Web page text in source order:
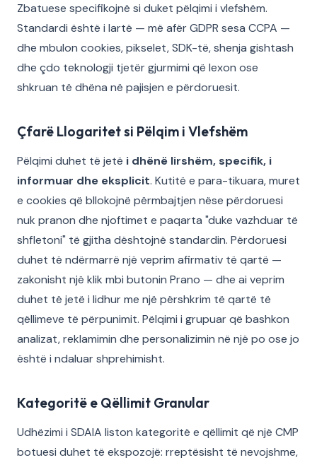
Zbatuese specifikojnë si duket pëlqimi i vlefshëm.
Standardi është i lartë — më afër GDPR sesa CCPA —
dhe mbulon cookies, pikselet, SDK-të, shenja gishtash
dhe çdo teknologji tjetër gjurmimi që lexon ose
shkruan të dhëna në pajisjen e përdoruesit.
Çfarë Llogaritet si Pëlqim i Vlefshëm
Pëlqimi duhet të jetë i dhënë lirshëm, specifik, i
informuar dhe eksplicit. Kutitë e para-tikuara, muret
e cookies që bllokojnë përmbajtjen nëse përdoruesi
nuk pranon dhe njoftimet e paqarta "duke vazhduar të
shfletoni" të gjitha dështojnë standardin. Përdoruesi
duhet të ndërmarrë një veprim afirmativ të qartë —
zakonisht një klik mbi butonin Prano — dhe ai veprim
duhet të jetë i lidhur me një përshkrim të qartë të
qëllimeve të përpunimit. Pëlqimi i grupuar që bashkon
analizat, reklamimin dhe personalizimin në një po ose jo
është i ndaluar shprehimisht.
Kategoritë e Qëllimit Granular
Udhëzimi i SDAIA liston kategoritë e qëllimit që një CMP
botuesi duhet të ekspozojë: rreptësisht të nevojshme,